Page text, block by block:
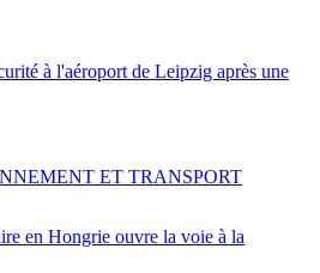
à l'aéroport de Leipzig après une
en Hongrie ouvre la voie à la
ET TRANSPORT